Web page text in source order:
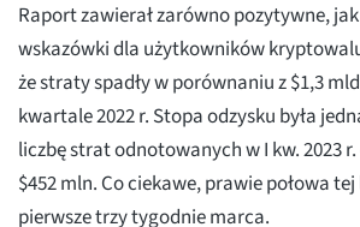
Raport zawierał zarówno pozytywne,
wskazówki dla użytkowników
że straty spadły w porównaniu z $1,3
kwartale 2022 r. Stopa odzysku była
liczbę strat odnotowanych w I kw. 2023
$452 mln. Co ciekawe, prawie połowa
pierwsze trzy tygodnie marca.